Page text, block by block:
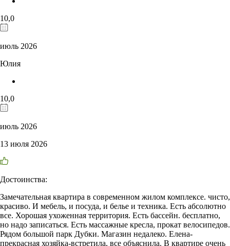
10,0
июль 2026
Юлия
10,0
июль 2026
13 июля 2026
Достоинства:
Замечательная квартира в современном жилом комплексе. чисто,
красиво. И мебель, и посуда, и белье и техника. Есть абсолютно
все. Хорошая ухоженная территория. Есть бассейн. бесплатно,
но надо записаться. Есть массажные кресла, прокат велосипедов.
Рядом большой парк Дубки. Магазин недалеко. Елена-
прекрасная хозяйка-встретила, все объяснила. В квартире очень